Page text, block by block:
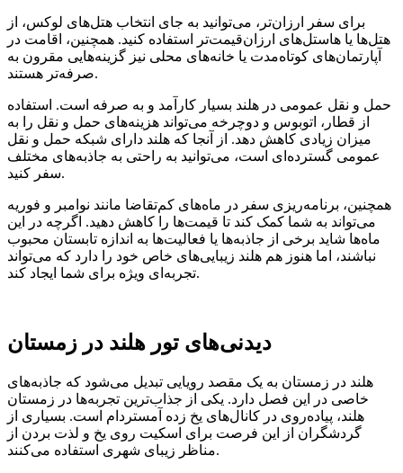
برای سفر ارزان‌تر، می‌توانید به جای انتخاب هتل‌های لوکس، از
هتل‌ها یا هاستل‌های ارزان‌قیمت‌تر استفاده کنید. همچنین، اقامت در
آپارتمان‌های کوتاه‌مدت یا خانه‌های محلی نیز گزینه‌هایی مقرون به
صرفه‌تر هستند.
حمل و نقل عمومی در هلند بسیار کارآمد و به صرفه است. استفاده
از قطار، اتوبوس و دوچرخه می‌تواند هزینه‌های حمل و نقل را به
میزان زیادی کاهش دهد. از آنجا که هلند دارای شبکه حمل و نقل
عمومی گسترده‌ای است، می‌توانید به راحتی به جاذبه‌های مختلف
سفر کنید.
همچنین، برنامه‌ریزی سفر در ماه‌های کم‌تقاضا مانند نوامبر و فوریه
می‌تواند به شما کمک کند تا قیمت‌ها را کاهش دهید. اگرچه در این
ماه‌ها شاید برخی از جاذبه‌ها یا فعالیت‌ها به اندازه تابستان محبوب
نباشند، اما هنوز هم هلند زیبایی‌های خاص خود را دارد که می‌تواند
تجربه‌ای ویژه برای شما ایجاد کند.
دیدنی‌های تور هلند در زمستان
هلند در زمستان به یک مقصد رویایی تبدیل می‌شود که جاذبه‌های
خاصی در این فصل دارد. یکی از جذاب‌ترین تجربه‌ها در زمستان
هلند، پیاده‌روی در کانال‌های یخ زده آمستردام است. بسیاری از
گردشگران از این فرصت برای اسکیت روی یخ و لذت بردن از
مناظر زیبای شهری استفاده می‌کنند.